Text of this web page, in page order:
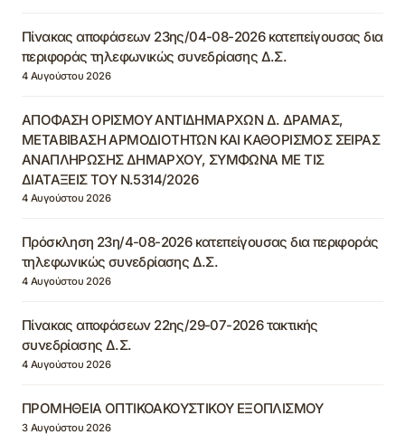
Πίνακας αποφάσεων 23ης/04-08-2026 κατεπείγουσας δια
περιφοράς τηλεφωνικώς συνεδρίασης Δ.Σ.
4 Αυγούστου 2026
ΑΠΟΦΑΣΗ ΟΡΙΣΜΟΥ ΑΝΤΙΔΗΜΑΡΧΩΝ Δ. ΔΡΑΜΑΣ,
ΜΕΤΑΒΙΒΑΣΗ ΑΡΜΟΔΙΟΤΗΤΩΝ ΚΑΙ ΚΑΘΟΡΙΣΜΟΣ ΣΕΙΡΑΣ
ΑΝΑΠΛΗΡΩΣΗΣ ΔΗΜΑΡΧΟΥ, ΣΥΜΦΩΝΑ ΜΕ ΤΙΣ
ΔΙΑΤΑΞΕΙΣ ΤΟΥ Ν.5314/2026
4 Αυγούστου 2026
Πρόσκληση 23η/4-08-2026 κατεπείγουσας δια περιφοράς
τηλεφωνικώς συνεδρίασης Δ.Σ.
4 Αυγούστου 2026
Πίνακας αποφάσεων 22ης/29-07-2026 τακτικής
συνεδρίασης Δ.Σ.
4 Αυγούστου 2026
ΠΡΟΜΗΘΕΙΑ ΟΠΤΙΚΟΑΚΟΥΣΤΙΚΟΥ ΕΞΟΠΛΙΣΜΟΥ
3 Αυγούστου 2026